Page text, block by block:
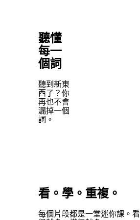
聽懂
每一
個詞
聽到新東
西了？你
再也不會
漏掉一個
詞。
看。學。重複。
每個片段都是一堂迷你課。看